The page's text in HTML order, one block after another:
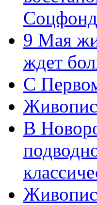
9 Мая
ждет
C
В